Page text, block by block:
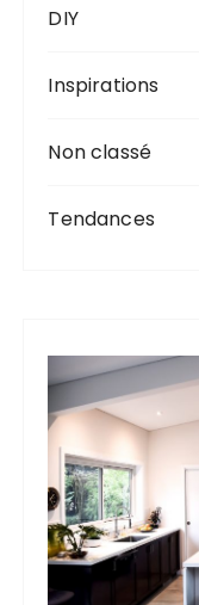
DIY
Inspirations
Non classé
Tendances